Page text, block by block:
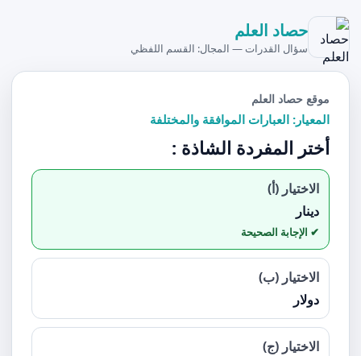
حصاد العلم
سؤال القدرات — المجال: القسم اللفظي
موقع حصاد العلم
المعيار: العبارات الموافقة والمختلفة
أختر المفردة الشاذة :
الاختيار (أ)
دينار
الاختيار (ب)
دولار
الاختيار (ج)